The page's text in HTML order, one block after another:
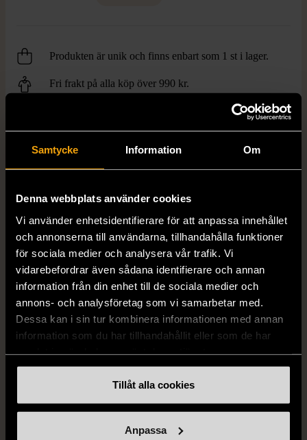
Samtycke Information Om
Denna webbplats använder cookies
Vi använder enhetsidentifierare för att anpassa innehållet
och annonserna till användarna, tillhandahålla funktioner
för sociala medier och analysera vår trafik. Vi
vidarebefordrar även sådana identifierare och annan
information från din enhet till de sociala medier och
annons- och analysföretag som vi samarbetar med.
Dessa kan i sin tur kombinera informationen med annan
information som du har tillhandahållit eller som de har
Tillåt alla cookies
Anpassa
Produkten är unik och finns enbart som 1 st i lager.
Fri frakt på alla köp över 990 kr.
FRÅN SAMMA VARUMÄRKE
Hitta produkter från samma varumärke
1/5
1/5
KOSTA BODA